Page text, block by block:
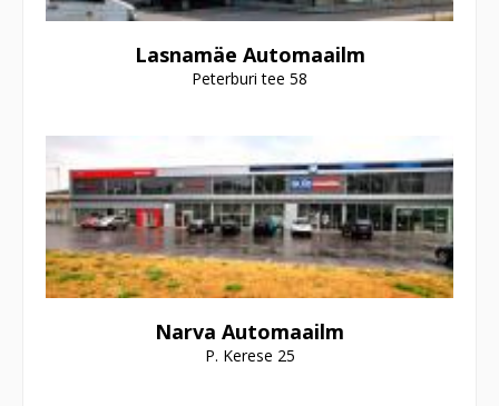
Lasnamäe Automaailm
Peterburi tee 58
Narva Automaailm
P. Kerese 25